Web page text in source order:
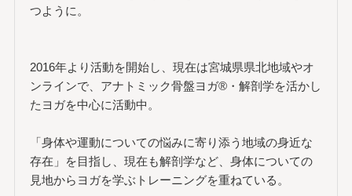
つように。
2016年より活動を開始し、現在は宮城県県北地域やオ
ンラインで、アナトミック骨盤ヨガ®・解剖学を活かし
たヨガを中心に活動中。
「身体や運動についての悩みに寄り添う地域の身近な
存在」を目指し、現在も解剖学など、身体についての
見地からヨガを学ぶトレーニングを重ねている。